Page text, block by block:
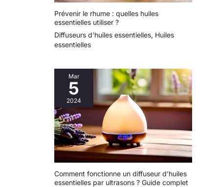
séduit par son design esthétique et moderne et la
qualité de ses matériaux.
Prévenir le rhume : quelles huiles
essentielles utiliser ?
Diffuseurs d'huiles essentielles, Huiles
essentielles
Mar
5
2024
Comment fonctionne un diffuseur d’huiles
essentielles par ultrasons ? Guide complet